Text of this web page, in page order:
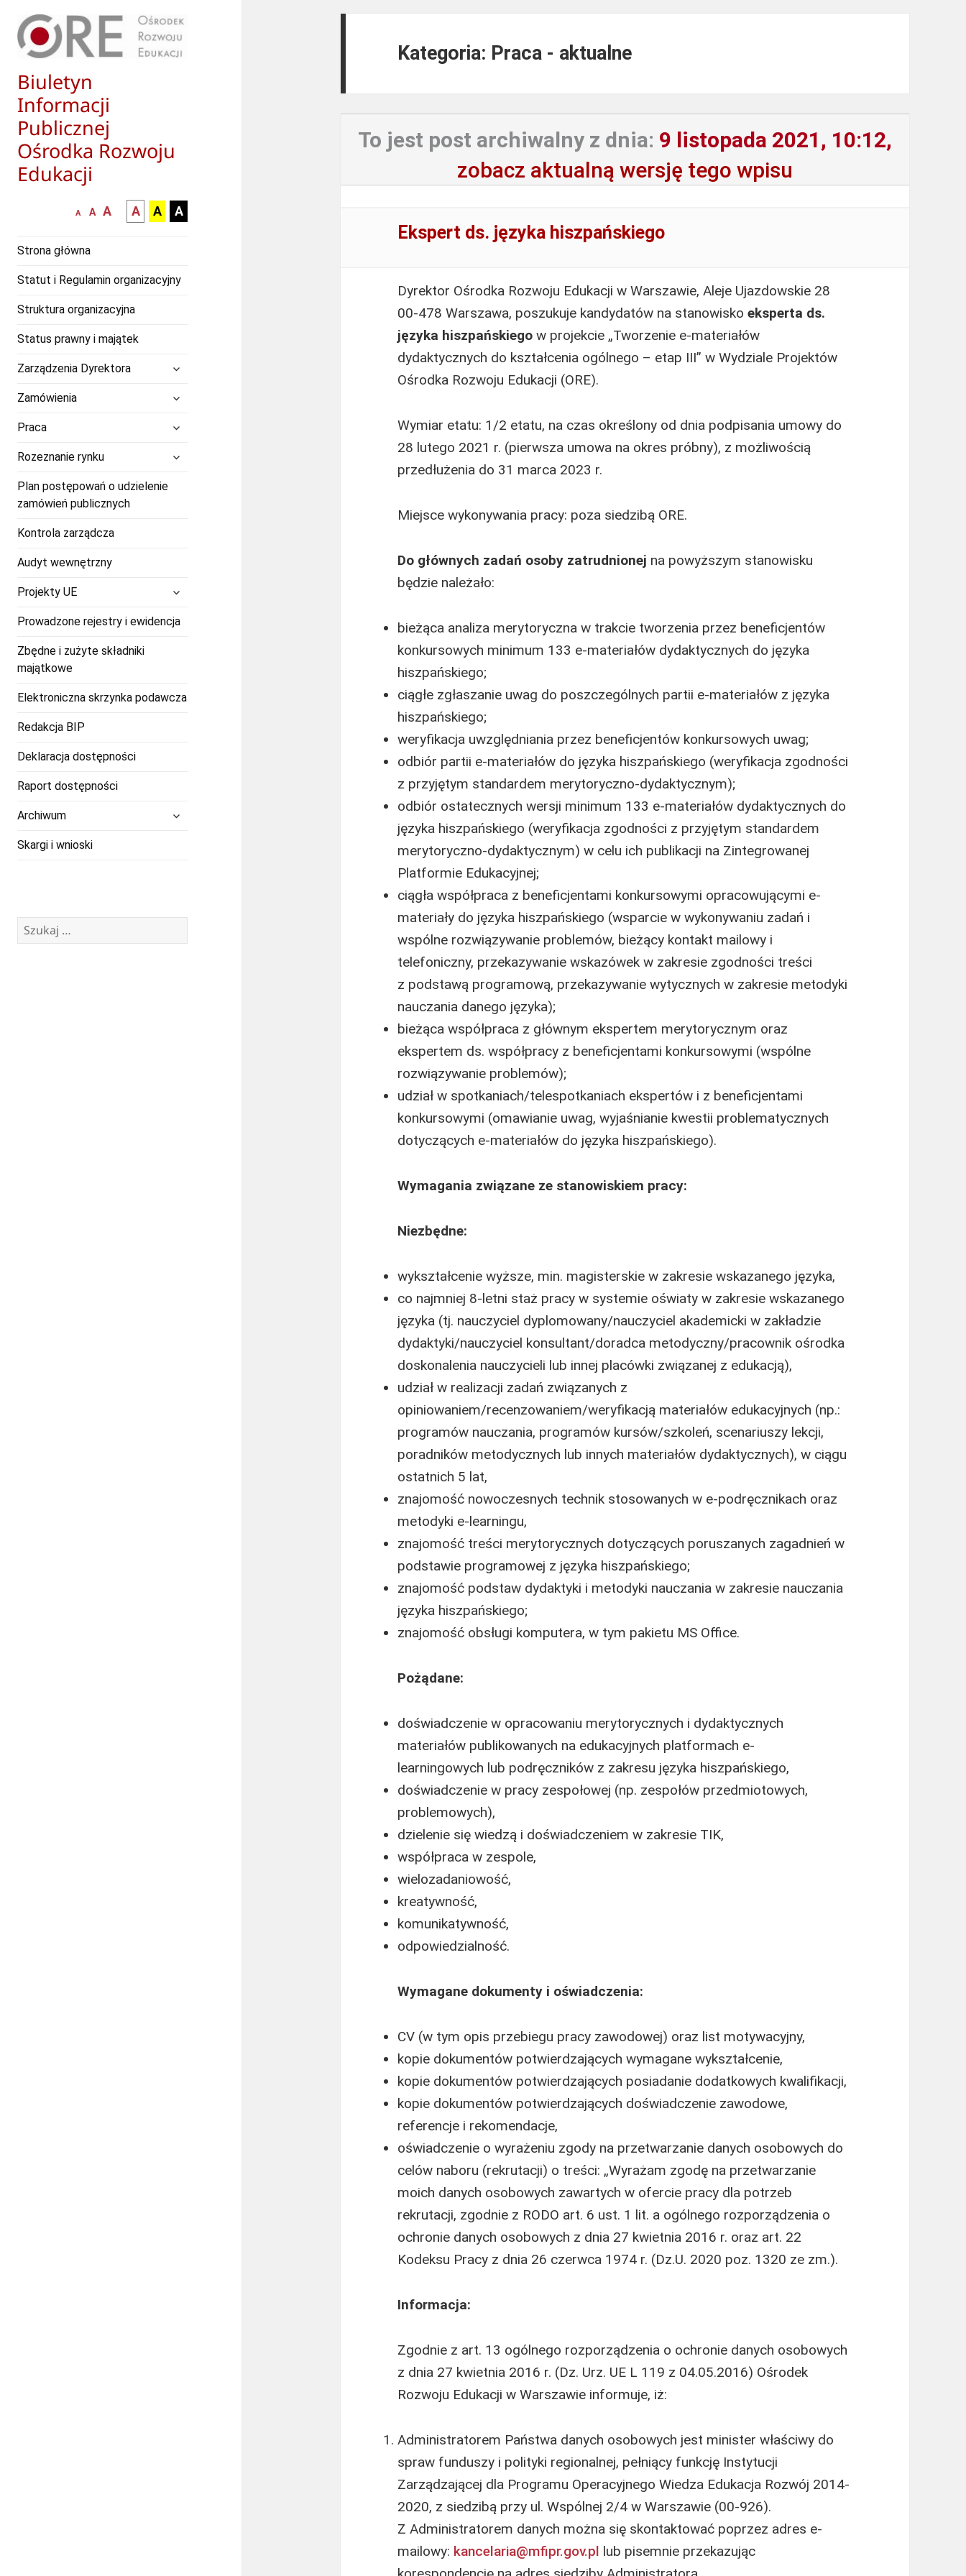
Biuletyn
Informacji
Publicznej
Ośrodka Rozwoju
Edukacji
mniejsza
A
normalna
A
większa-
czcionka
A
kontrast
czarny
białym
A
kontrast
czarny
zółtym
A
kontrast
żółty
A
Strona główna
Statut i Regulamin organizacyjny
Struktura organizacyjna
Status prawny i majątek
Zarządzenia Dyrektora
rozwiń
menu
Zamówienia
Praca
Rozeznanie rynkurozwiń
menu
potomne
Plan postępowań o udzielenie
zamówień publicznych
Kontrola zarządcza
Audyt wewnętrzny
Projekty UE
potomne
Prowadzone rejestry i ewidencja
Zbędne i zużyte składniki
majątkowe
Elektroniczna skrzynka podawcza
Redakcja BIP
Deklaracja dostępności
Raport dostępności
Archiwum
Skargi i wnioski
Szukaj:
Kategoria: Praca - aktualne
To jest post archiwalny z dnia: 9 listopada 2021, 10:12,
zobacz aktualną wersję tego wpisu
Ekspert ds. języka hiszpańskiego
Dyrektor Ośrodka Rozwoju Edukacji w Warszawie, Aleje Ujazdowskie 28
00-478 Warszawa, poszukuje kandydatów na stanowiskoeksperta ds.
języka hiszpańskiegow projekcie „Tworzenie e-materiałów
dydaktycznych do kształcenia ogólnego – etap III” w Wydziale Projektów
Ośrodka Rozwoju Edukacji (ORE).
Wymiar etatu: 1/2 etatu, na czas określony od dnia podpisania umowy do
28 lutego 2021 r. (pierwsza umowa na okres próbny), z możliwością
przedłużenia do 31 marca 2023 r.
Miejsce wykonywania pracy: poza siedzibą ORE.
Do głównych zadań osoby zatrudnionej na powyższym stanowisku
będzie należało:
bieżąca analiza merytoryczna w trakcie tworzenia przez beneficjentów
konkursowych minimum 133 e-materiałów dydaktycznych do języka
hiszpańskiego;
ciągłe zgłaszanie uwag do poszczególnych partii e-materiałów z języka
hiszpańskiego;
weryfikacja uwzględniania przez beneficjentów konkursowych uwag;
odbiór partii e-materiałów do języka hiszpańskiego (weryfikacja zgodności
z przyjętym standardem merytoryczno-dydaktycznym);
odbiór ostatecznych wersji minimum 133 e-materiałów dydaktycznych do
języka hiszpańskiego (weryfikacja zgodności z przyjętym standardem
merytoryczno-dydaktycznym) w celu ich publikacji na Zintegrowanej
Platformie Edukacyjnej;
ciągła współpraca z beneficjentami konkursowymi opracowującymi e-
materiały do języka hiszpańskiego (wsparcie w wykonywaniu zadań i
wspólne rozwiązywanie problemów, bieżący kontakt mailowy i
telefoniczny, przekazywanie wskazówek w zakresie zgodności treści
z podstawą programową, przekazywanie wytycznych w zakresie metodyki
nauczania danego języka);
bieżąca współpraca z głównym ekspertem merytorycznym oraz
ekspertem ds. współpracy z beneficjentami konkursowymi (wspólne
rozwiązywanie problemów);
udział w spotkaniach/telespotkaniach ekspertów i z beneficjentami
konkursowymi (omawianie uwag, wyjaśnianie kwestii problematycznych
dotyczących e-materiałów do języka hiszpańskiego).
Wymagania związane ze stanowiskiem pracy:
Niezbędne:
wykształcenie wyższe, min. magisterskie w zakresie wskazanego języka,
co najmniej 8-letni staż pracy w systemie oświaty w zakresie wskazanego
języka (tj. nauczyciel dyplomowany/nauczyciel akademicki w zakładzie
dydaktyki/nauczyciel konsultant/doradca metodyczny/pracownik ośrodka
doskonalenia nauczycieli lub innej placówki związanej z edukacją),
udział w realizacji zadań związanych z
opiniowaniem/recenzowaniem/weryfikacją materiałów edukacyjnych (np.:
programów nauczania, programów kursów/szkoleń, scenariuszy lekcji,
poradników metodycznych lub innych materiałów dydaktycznych), w ciągu
ostatnich 5 lat,
znajomość nowoczesnych technik stosowanych w e-podręcznikach oraz
metodyki e-learningu,
znajomość treści merytorycznych dotyczących poruszanych zagadnień w
podstawie programowej z języka hiszpańskiego;
znajomość podstaw dydaktyki i metodyki nauczania w zakresie nauczania
języka hiszpańskiego;
znajomość obsługi komputera, w tym pakietu MS Office.
Pożądane:
doświadczenie w opracowaniu merytorycznych i dydaktycznych
materiałów publikowanych na edukacyjnych platformach e-
learningowych lub podręczników z zakresu języka hiszpańskiego,
doświadczenie w pracy zespołowej (np. zespołów przedmiotowych,
problemowych),
dzielenie się wiedzą i doświadczeniem w zakresie TIK,
współpraca w zespole,
wielozadaniowość,
kreatywność,
komunikatywność,
odpowiedzialność.
Wymagane dokumenty i oświadczenia:
CV (w tym opis przebiegu pracy zawodowej) oraz list motywacyjny,
kopie dokumentów potwierdzających wymagane wykształcenie,
kopie dokumentów potwierdzających posiadanie dodatkowych kwalifikacji,
kopie dokumentów potwierdzających doświadczenie zawodowe,
referencje i rekomendacje,
oświadczenie o wyrażeniu zgody na przetwarzanie danych osobowych do
celów naboru (rekrutacji) o treści: „Wyrażam zgodę na przetwarzanie
moich danych osobowych zawartych w ofercie pracy dla potrzeb
rekrutacji, zgodnie z RODO art. 6 ust. 1 lit. a ogólnego rozporządzenia o
ochronie danych osobowych z dnia 27 kwietnia 2016 r. oraz art. 22
Kodeksu Pracy z dnia 26 czerwca 1974 r. (Dz.U. 2020 poz. 1320 ze zm.).
Informacja:
Zgodnie z art. 13 ogólnego rozporządzenia o ochronie danych osobowych
z dnia 27 kwietnia 2016 r. (Dz. Urz. UE L 119 z 04.05.2016) Ośrodek
Rozwoju Edukacji w Warszawie informuje, iż:
Administratorem Państwa danych osobowych jest minister właściwy do
spraw funduszy i polityki regionalnej, pełniący funkcję Instytucji
Zarządzającej dla Programu Operacyjnego Wiedza Edukacja Rozwój 2014-
2020, z siedzibą przy ul. Wspólnej 2/4 w Warszawie (00-926).
Z Administratorem danych można się skontaktować poprzez adres e-
mailowy: kancelaria@mfipr.gov.pl lub pisemnie przekazując